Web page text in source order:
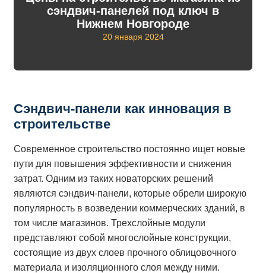
сэндвич-панелей под ключ в
Нижнем Новгороде
20 января 2024
Сэндвич-панели как инновация в
строительстве
Современное строительство постоянно ищет новые
пути для повышения эффективности и снижения
затрат. Одним из таких новаторских решений
являются сэндвич-панели, которые обрели широкую
популярность в возведении коммерческих зданий, в
том числе магазинов. Трехслойные модули
представляют собой многослойные конструкции,
состоящие из двух слоев прочного облицовочного
материала и изоляционного слоя между ними.